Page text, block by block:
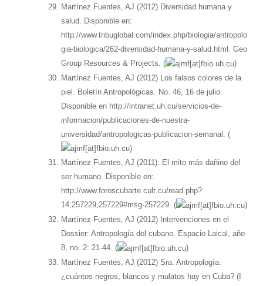
Martínez Fuentes, AJ (2012) Diversidad humana y
salud. Disponible en:
http://www.tribuglobal.com/index.php/biologia/antropolo
gia-biologica/262-diversidad-humana-y-salud.html. Geo
Group Resources & Projects. (
)
Martínez Fuentes, AJ (2012) Los falsos colores de la
piel. Boletín Antropológicas. No. 46, 16 de julio.
Disponible en http://intranet.uh.cu/servicios-de-
informacion/publicaciones-de-nuestra-
universidad/antropologicas-publicacion-semanal. (
)
Martínez Fuentes, AJ (2011). El mito más dañino del
ser humano. Disponible en:
http://www.foroscubarte.cult.cu/read.php?
14,257229,257229#msg-257229. (
)
Martínez Fuentes, AJ (2012) Intervenciones en el
Dossier: Antropología del cubano. Espacio Laical, año
8, no. 2: 21-44. (
)
Martínez Fuentes, AJ (2012) Sra. Antropología:
¿cuántos negros, blancos y mulatos hay en Cuba? (I